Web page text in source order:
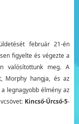
február 21-én
figyelte és végezte a
valósítottunk meg. A
Morphy hangja, és az
legnagyobb élmény az
Kincső-Űrcső-5-